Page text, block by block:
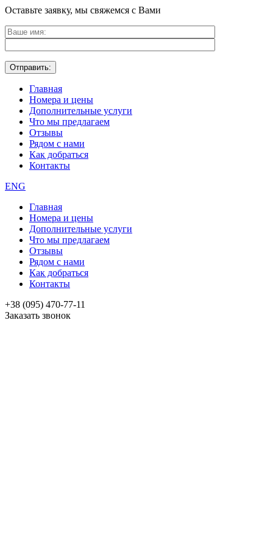
Оставьте заявку, мы свяжемся с Вами
Главная
Номера и цены
Дополнительные услуги
Что мы предлагаем
Отзывы
Рядом с нами
Как добраться
Контакты
ENG
Главная
Номера и цены
Дополнительные услуги
Что мы предлагаем
Отзывы
Рядом с нами
Как добраться
Контакты
+38 (095) 470-77-11
Заказать звонок